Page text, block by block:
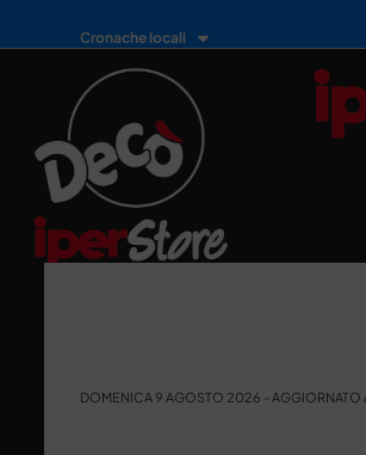
Cronache locali
DOMENICA 9 AGOSTO 2026 - AGGIORNATO